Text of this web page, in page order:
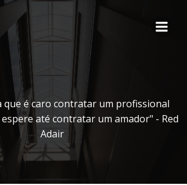
o
conteúdo
que é caro contratar um profissional
até contratar um amador" - Red
Adair